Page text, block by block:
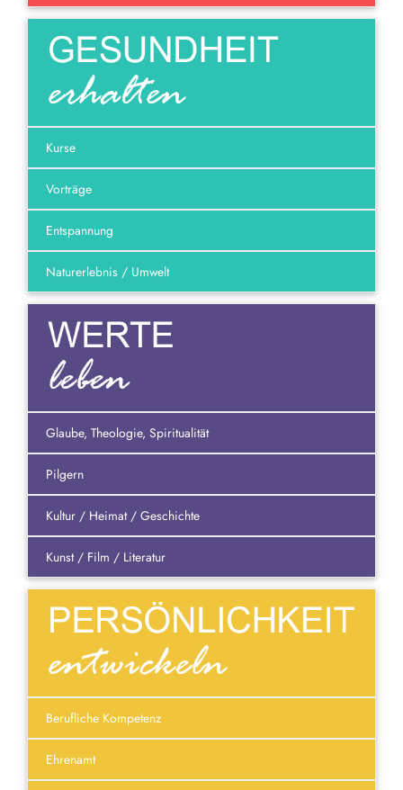
Kurse
Vorträge
Entspannung
Naturerlebnis / Umwelt
Glaube, Theologie, Spiritualität
Pilgern
Kultur / Heimat / Geschichte
Kunst / Film / Literatur
Berufliche Kompetenz
Ehrenamt